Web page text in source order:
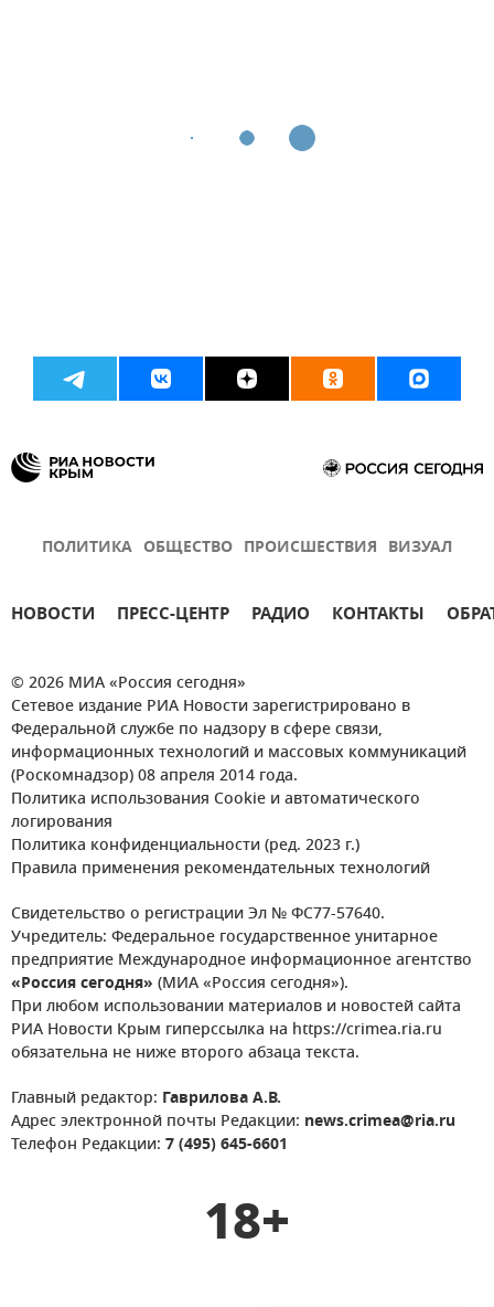
ПОЛИТИКА ОБЩЕСТВО ПРОИСШЕСТВИЯ ВИЗУАЛ
НОВОСТИ ПРЕСС-ЦЕНТР РАДИО КОНТАКТЫ
© 2026 МИА «Россия сегодня»
Сетевое издание РИА Новости зарегистрировано в
Федеральной службе по надзору в сфере связи,
информационных технологий и массовых коммуникаций
(Роскомнадзор) 08 апреля 2014 года.
Политика использования Cookie и автоматического
логирования
Политика конфиденциальности (ред. 2023 г.)
Правила применения рекомендательных технологий
Свидетельство о регистрации Эл № ФС77-57640.
Учредитель: Федеральное государственное унитарное
предприятие Международное информационное агентство
«Россия сегодня» (МИА «Россия сегодня»).
При любом использовании материалов и новостей сайта
РИА Новости Крым гиперссылка на https://crimea.ria.ru
обязательна не ниже второго абзаца текста.
Главный редактор: Гаврилова А.В.
Адрес электронной почты Редакции: news.crimea@ria.ru
Телефон Редакции: 7 (495) 645-6601
18+